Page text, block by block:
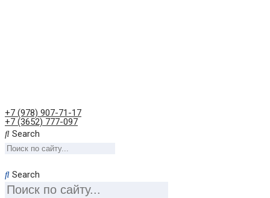
+7 (978) 907-71-17
+7 (3652) 777-097
Search
Search